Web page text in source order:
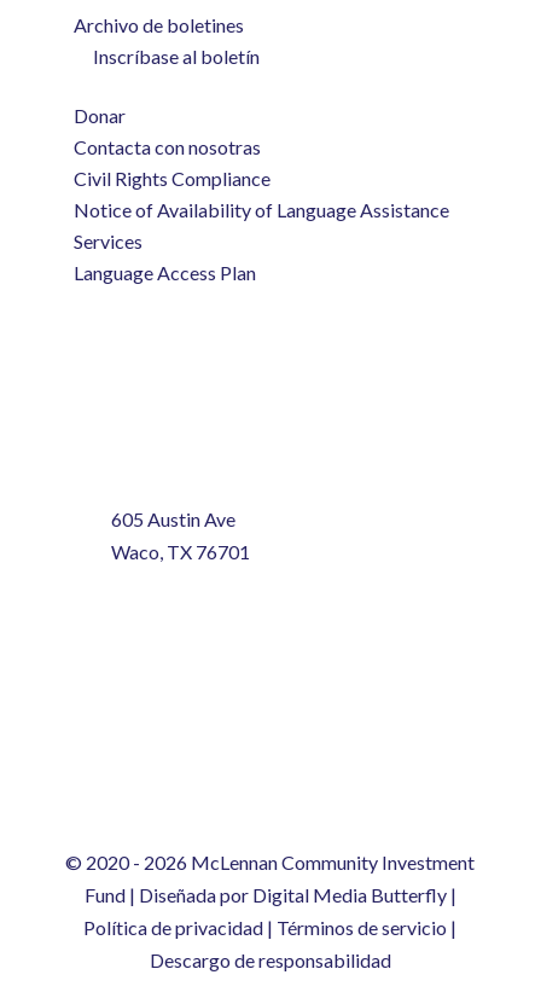
Archivo de boletines
Inscríbase al boletín
Donar
Contacta con nosotras
Civil Rights Compliance
Notice of Availability of Language Assistance
Services
Language Access Plan
605 Austin Ave
Waco, TX 76701
© 2020- 2026 McLennan Community Investment
Fund | Diseñada por Digital Media Butterfly|
Política de privacidad | Términos de servicio |
Descargo de responsabilidad